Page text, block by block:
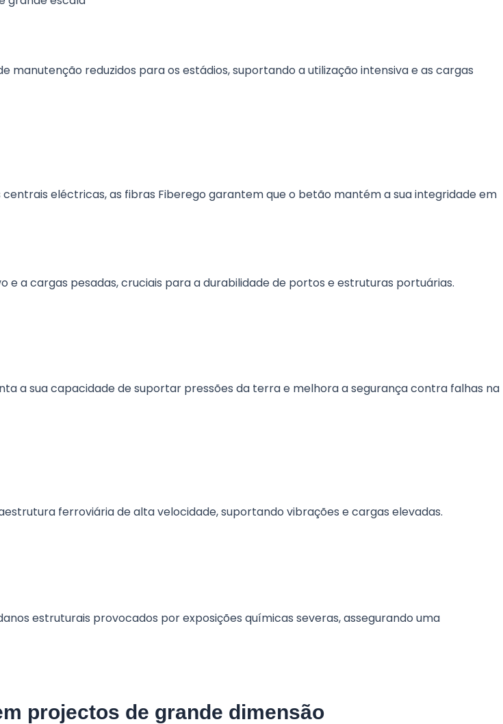
reduzidos para os estádios, suportando a utilização intensiva e as cargas
eléctricas, as fibras Fiberego garantem que o betão mantém a sua integridade em
a cargas pesadas, cruciais para a durabilidade de portos e estruturas portuárias.
a sua capacidade de suportar pressões da terra e melhora a segurança contra falhas na
ferroviária de alta velocidade, suportando vibrações e cargas elevadas.
estruturais provocados por exposições químicas severas, assegurando uma
projectos de grande dimensão